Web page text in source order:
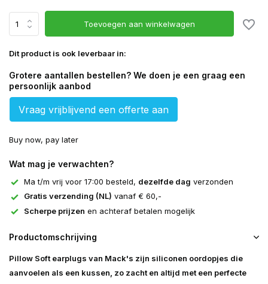
Toevoegen aan winkelwagen
Dit product is ook leverbaar in:
Grotere aantallen bestellen? We doen je een graag een
persoonlijk aanbod
Vraag vrijblijvend een offerte aan
Buy now, pay later
Wat mag je verwachten?
Ma t/m vrij voor 17:00 besteld, dezelfde dag verzonden
Gratis verzending (NL) vanaf € 60,-
Scherpe prijzen en achteraf betalen mogelijk
Productomschrijving
Pillow Soft earplugs van Mack's zijn siliconen oordopjes die
aanvoelen als een kussen, zo zacht en altijd met een perfecte